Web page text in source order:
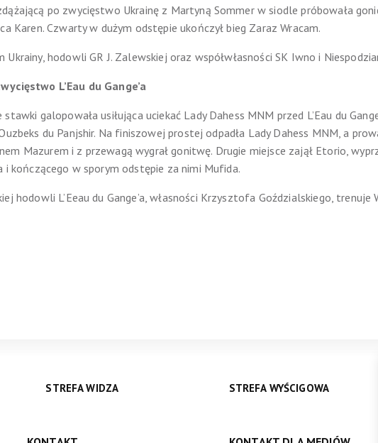
po zwycięstwo Ukrainę z Martyną Sommer w siodle próbowała
Karen. Czwarty w dużym odstępie ukończył bieg Zaraz Wracam.
Ukrainy, hodowli GR J. Zalewskiej oraz współwłasności SK Iwno i
L’Eau du Gange’a
stawki galopowała usiłująca uciekać Lady Dahess MNM przed L’Eau du
du Panjshir. Na finiszowej prostej odpadła Lady Dahess MNM, a
Mazurem i z przewagą wygrał gonitwę. Drugie miejsce zajął Etorio,
i kończącego w sporym odstępie za nimi Mufida.
hodowli L’Eeau du Gange’a, własności Krzysztofa Goździalskiego, trenuje
STREFA WIDZA STREFA WYŚCIGOWA